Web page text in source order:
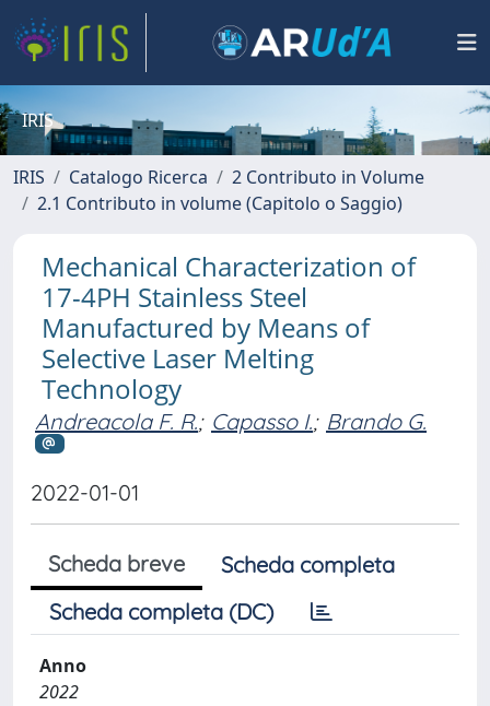
IRIS
IRIS Catalogo Ricerca
2 Contributo in Volume
2.1 Contributo in volume (Capitolo o Saggio)
Mechanical Characterization of
17-4PH Stainless Steel
Manufactured by Means of
Selective Laser Melting
Technology
Andreacola F. R.; Capasso I.; Brando G.
2022-01-01
Scheda breve
Scheda completa
Scheda completa (DC)
Anno
2022